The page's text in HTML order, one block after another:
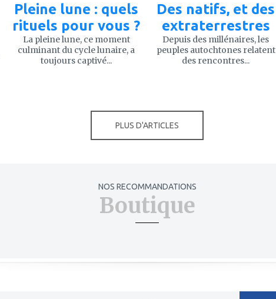
Pleine lune : quels
rituels pour vous ?
La pleine lune, ce moment
culminant du cycle lunaire, a
toujours captivé...
Des natifs, et des
extraterrestres
Depuis des millénaires, les
peuples autochtones relatent
des rencontres...
PLUS D'ARTICLES
NOS RECOMMANDATIONS
Boutique